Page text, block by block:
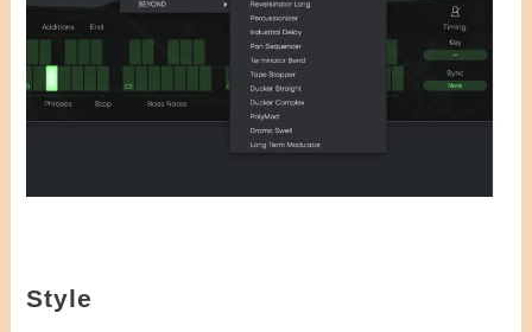
Style